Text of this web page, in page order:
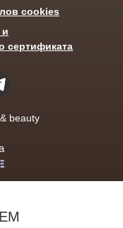
beauty
и
сертификата
cookies